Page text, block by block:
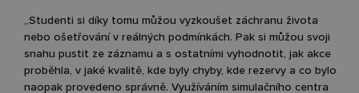
„Studenti si díky tomu můžou vyzkoušet záchranu života
nebo ošetřování v reálných podmínkách. Pak si můžou svoji
snahu pustit ze záznamu a s ostatními vyhodnotit, jak akce
proběhla, v jaké kvalitě, kde byly chyby, kde rezervy a co bylo
naopak provedeno správně. Využíváním simulačního centra